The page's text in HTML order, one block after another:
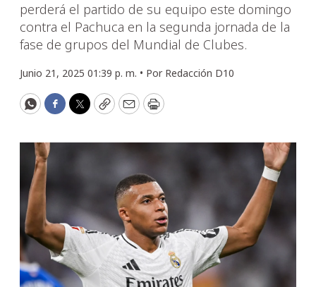
perderá el partido de su equipo este domingo
contra el Pachuca en la segunda jornada de la
fase de grupos del Mundial de Clubes.
Junio 21, 2025 01:39 p. m. • Por Redacción D10
WhatsApp
Facebook
Twitter
CopyEmailPrint